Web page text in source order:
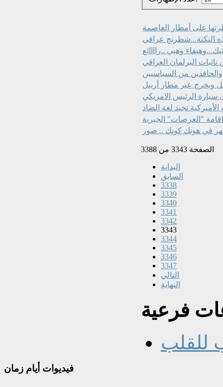
على أمطار العاصمة
من السياسيين
الرئيس الامريكي‏
تجيد لغة الضاد
الصفحة 3343 من 3388
البداية
السابق
3338
3339
3340
3341
3342
3343
3344
3345
3346
3347
التالي
النهاية
فرعية
للقلب
فيديوات أيام زمان